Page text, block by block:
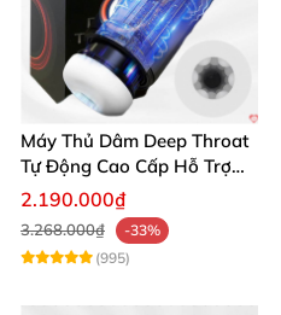
Máy Thủ Dâm Deep Throat
Tự Động Cao Cấp Hỗ Trợ
Gắn Tường
2.190.000₫
3.268.000₫
-33%
(995)